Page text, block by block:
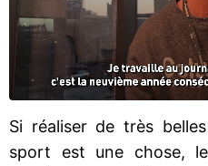
Si réaliser de très
sport est une chose,